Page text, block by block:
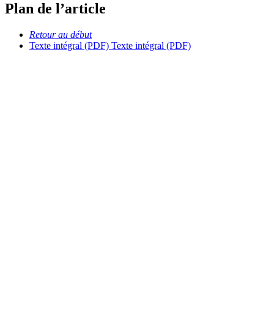
Plan de l’article
Retour au début
Texte intégral (PDF) Texte intégral (PDF)